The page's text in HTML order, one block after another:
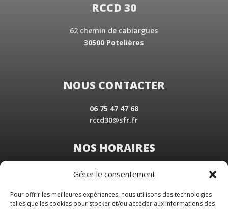
Gérer le consentement
Pour offrir les meilleures expériences, nous utilisons des technologies
telles que les cookies pour stocker et/ou accéder aux informations des
RCCD 30
62 chemin de cabiargues
30500 Potelières
NOUS CONTACTER
06 75 47 47 68
rccd30@sfr.fr
NOS HORAIRES
Du Lundi au Vendredi
Samedi sur rendez-vous